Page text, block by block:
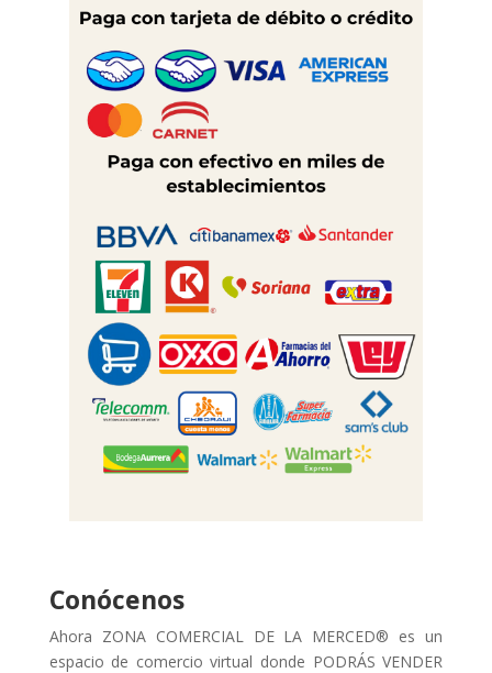
Conócenos
Ahora ZONA COMERCIAL DE LA MERCED® es un
espacio de comercio virtual donde PODRÁS VENDER